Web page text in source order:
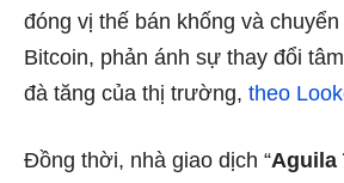
đóng vị thế bán khống và
Bitcoin, phản ánh sự thay đổi
đà tăng của thị trường, theo
Đồng thời, nhà giao dịch “Aguila